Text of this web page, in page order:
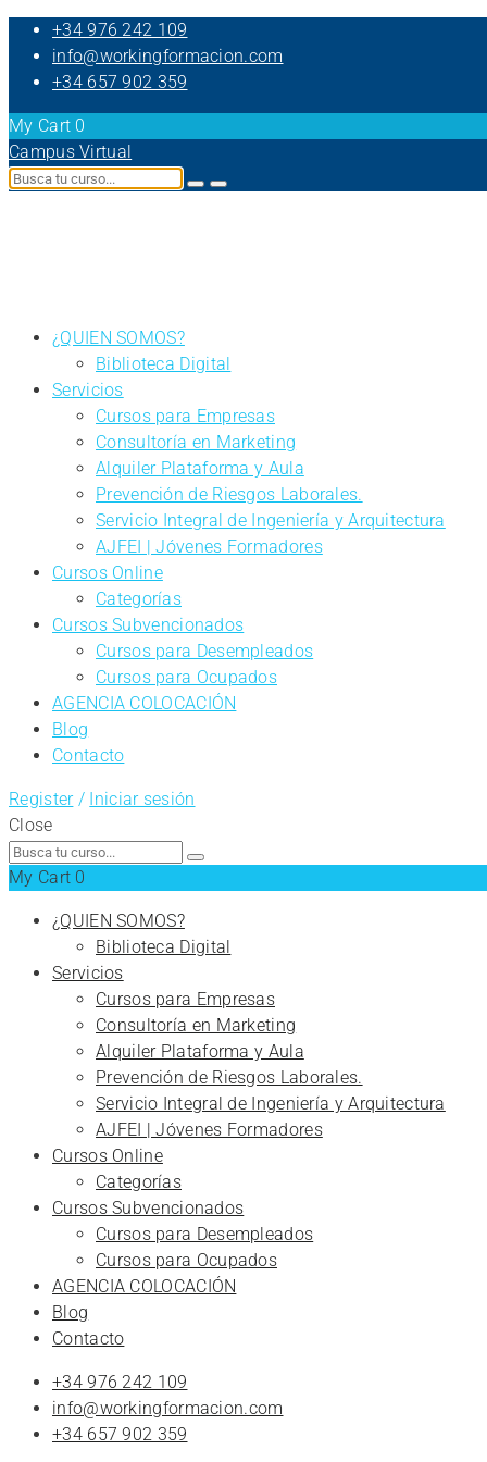
+34 976 242 109
info@workingformacion.com
+34 657 902 359
My Cart 0
Campus Virtual
¿QUIEN SOMOS?
Biblioteca Digital
Servicios
Cursos para Empresas
Consultoría en Marketing
Alquiler Plataforma y Aula
Prevención de Riesgos Laborales.
Servicio Integral de Ingeniería y Arquitectura
AJFEI | Jóvenes Formadores
Cursos Online
Categorías
Cursos Subvencionados
Cursos para Desempleados
Cursos para Ocupados
AGENCIA COLOCACIÓN
Blog
Contacto
Register/ Iniciar sesión
Close
Search
for:
My Cart 0
¿QUIEN SOMOS?
Biblioteca Digital
Servicios
Cursos para Empresas
Consultoría en Marketing
Alquiler Plataforma y Aula
Prevención de Riesgos Laborales.
Servicio Integral de Ingeniería y Arquitectura
AJFEI | Jóvenes Formadores
Cursos Online
Categorías
Cursos Subvencionados
Cursos para Desempleados
Cursos para Ocupados
AGENCIA COLOCACIÓN
Blog
Contacto
+34 976 242 109
info@workingformacion.com
+34 657 902 359